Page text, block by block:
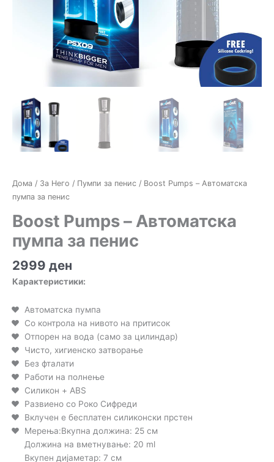
Дома / За Него / Пумпи за пенис / Boost Pumps – Автоматска
пумпа за пенис
Boost Pumps – Автоматска
пумпа за пенис
2999 ден
Карактеристики:
Автоматска пумпа
Со контрола на нивото на притисок
Отпорен на вода (само за цилиндар)
Чисто, хигиенско затворање
Без фталати
Работи на полнење
Силикон + ABS
Развиено со Роко Сифреди
Вклучен е бесплатен силиконски прстен
Мерења:Вкупна должина: 25 см
Должина на вметнување: 20 ml
Вкупен дијаметар: 7 см